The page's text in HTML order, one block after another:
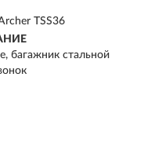
TSS36
багажник стальной